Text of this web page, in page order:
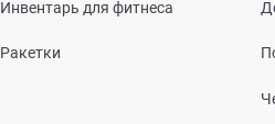
Инвентарь для фитнеса
Ракетки